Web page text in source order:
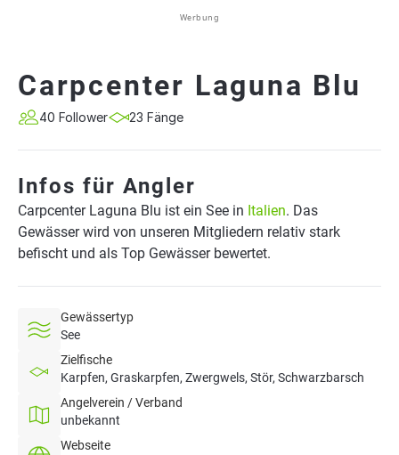
Werbung
Carpcenter Laguna Blu
40 Follower 23 Fänge
Infos für Angler
Carpcenter Laguna Blu ist ein See in Italien. Das
Gewässer wird von unseren Mitgliedern relativ stark
befischt und als Top Gewässer bewertet.
Gewässertyp
See
Zielfische
Karpfen, Graskarpfen, Zwergwels, Stör, Schwarzbarsch
Angelverein / Verband
unbekannt
Webseite